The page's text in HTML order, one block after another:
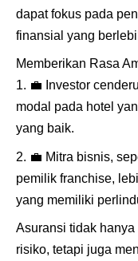
dapat fokus pada
finansial yang
Memberikan Rasa
💼 Investor
modal pada hotel
yang baik.
💼 Mitra bisnis,
pemilik franchise,
yang memiliki
Asuransi tidak
risiko, tetapi juga